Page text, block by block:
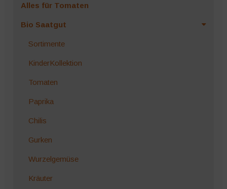
Alles für Tomaten
Bio Saatgut
Sortimente
KinderKollektion
Tomaten
Paprika
Chilis
Gurken
Wurzelgemüse
Kräuter